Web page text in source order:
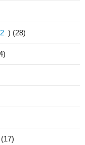
2 ) (28)
(17)